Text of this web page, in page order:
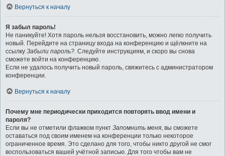
Вернуться к началу
Я забыл пароль!
Не паникуйте! Хотя пароль нельзя восстановить, можно легко получить
новый. Перейдите на страницу входа на конференцию и щёлкните на
ссылку Забыли пароль?. Следуйте инструкциям, и скоро вы снова
сможете войти на конференцию.
Если не удалось получить новый пароль, свяжитесь с администратором
конференции.
Вернуться к началу
Почему мне периодически приходится повторять ввод имени и
пароля?
Если вы не отметили флажком пункт Запомнить меня, вы сможете
оставаться под своим именем на конференции только некоторое
ограниченное время. Это сделано для того, чтобы никто другой не смог
воспользоваться вашей учётной записью. Для того чтобы вам не